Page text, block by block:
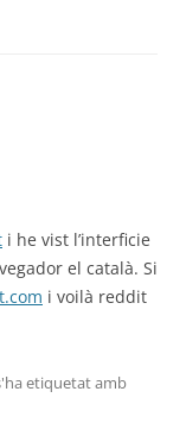
i he vist l’interficie
el català. Si
i voilà reddit
etiquetat amb